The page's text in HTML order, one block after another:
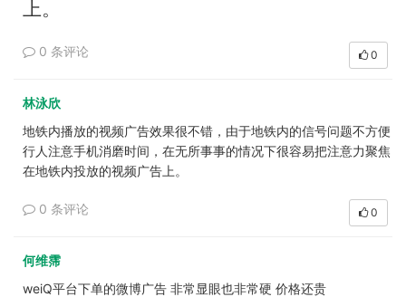
上。
0 条评论 0
林泳欣
地铁内播放的视频广告效果很不错，由于地铁内的信号问题不方便
行人注意手机消磨时间，在无所事事的情况下很容易把注意力聚焦
在地铁内投放的视频广告上。
0 条评论 0
何维霈
weiQ平台下单的微博广告 非常显眼也非常硬 价格还贵